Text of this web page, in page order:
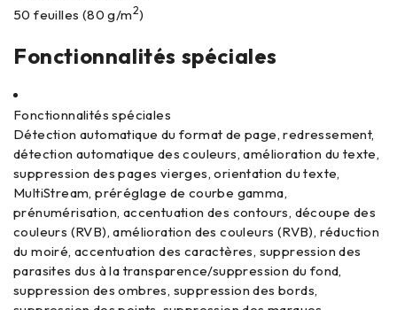
50 feuilles (80 g/m2)
Fonctionnalités spéciales
Fonctionnalités spéciales
Détection automatique du format de page, redressement,
détection automatique des couleurs, amélioration du texte,
suppression des pages vierges, orientation du texte,
MultiStream, préréglage de courbe gamma,
prénumérisation, accentuation des contours, découpe des
couleurs (RVB), amélioration des couleurs (RVB), réduction
du moiré, accentuation des caractères, suppression des
parasites dus à la transparence/suppression du fond,
suppression des ombres, suppression des bords,